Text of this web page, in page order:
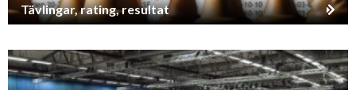
Tävlingar, rating, resultat